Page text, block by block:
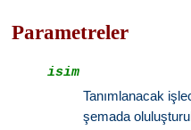
Parametreler
isim
Tanımlanacak
şemada